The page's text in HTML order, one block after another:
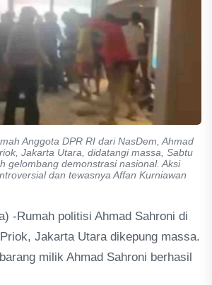
Anggota DPR RI dari NasDem, Ahmad
Jakarta Utara, didatangi massa, Sabtu
gelombang demonstrasi nasional. Aksi
dan tewasnya Affan Kurniawan
-Rumah politisi Ahmad Sahroni di
Jakarta Utara dikepung massa.
milik Ahmad Sahroni berhasil